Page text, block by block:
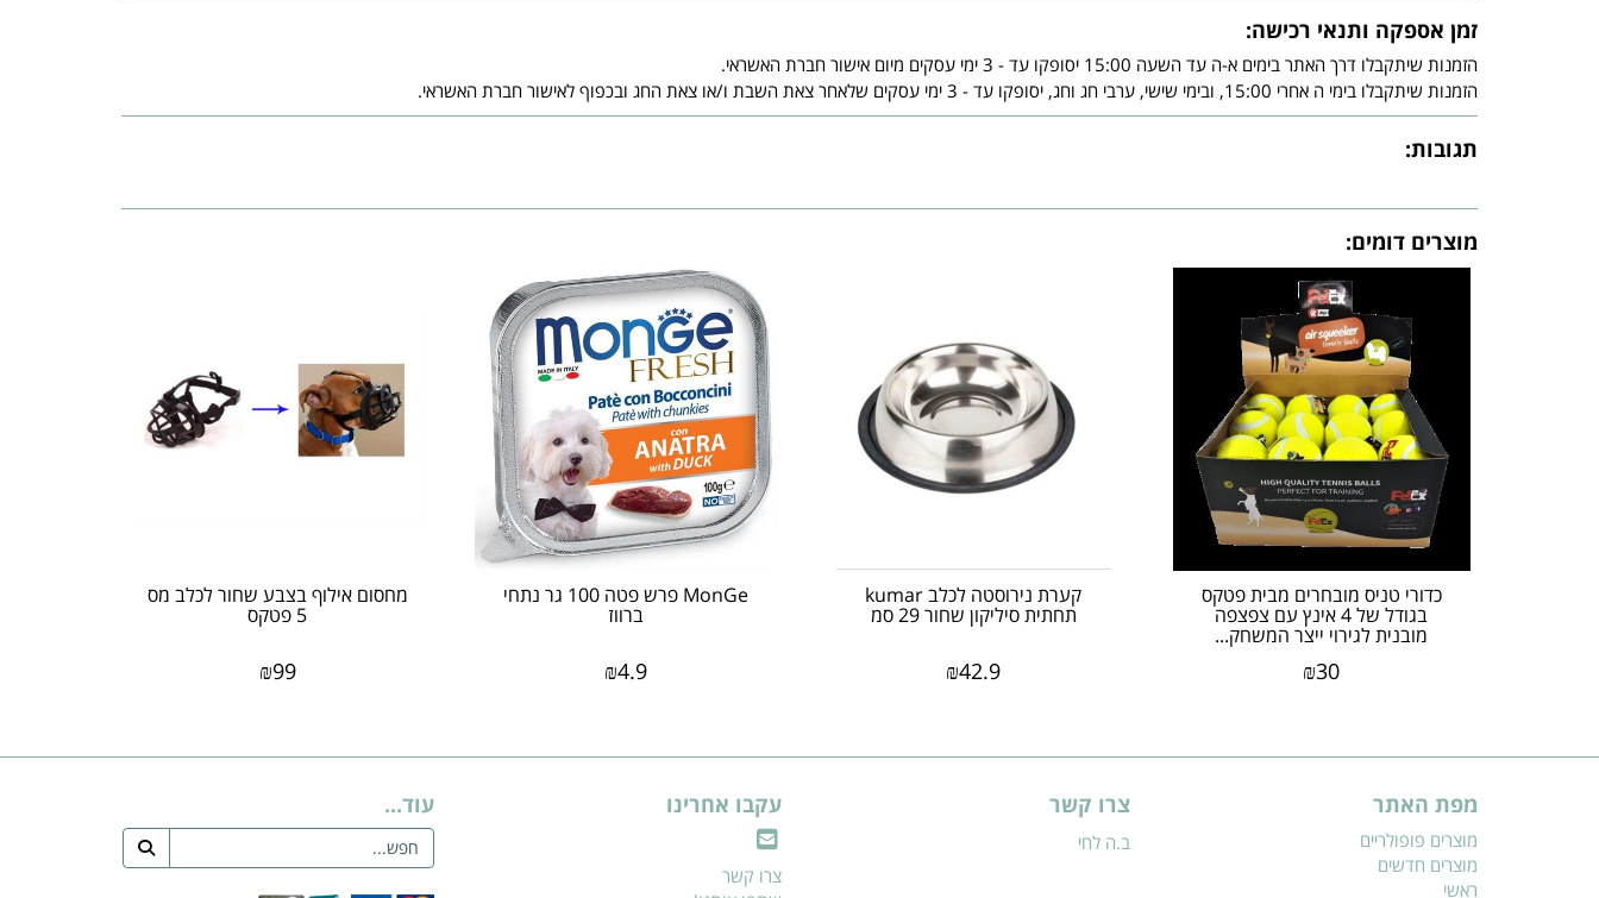
זמן אספקה ותנאי רכישה:
הזמנות שיתקבלו דרך האתר בימים א-ה עד השעה 15:00 יסופקו עד - 3 ימי עסקים מיום אישור חברת האשראי.
הזמנות שיתקבלו בימי ה אחרי 15:00, ובימי שישי, ערבי חג וחג, יסופקו עד - 3 ימי עסקים שלאחר צאת השבת ו/או צאת החג ובכפוף לאישור חברת האשראי.
תגובות:
מוצרים דומים:
כדורי טניס מובחרים מבית פטקס
בגודל של 4 אינץ עם צפצפה
מובנית לגירוי ייצר המשחק...
₪30
קערת נירוסטה לכלב kumar
תחתית סיליקון שחור 29 סמ
₪42.9
MonGe פרש פטה 100 גר נתחי
ברווז
₪4.9
מחסום אילוף בצבע שחור לכלב מס
5 פטקס
₪99
מפת האתר
מוצרים פופולריים
מוצרים חדשים
ראשי
צרו קשר
ב.ה לחי
עקבו אחרינו
צרו קשר
עוד...